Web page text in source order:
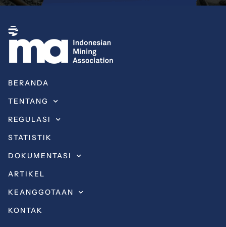
BERANDA
TENTANG
REGULASI
STATISTIK
DOKUMENTASI
ARTIKEL
KEANGGOTAAN
KONTAK